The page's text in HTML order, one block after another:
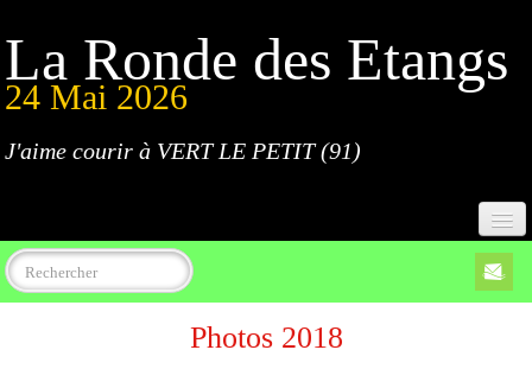
La Ronde des Etangs
24 Mai 2026
J'aime courir à VERT LE PETIT (91)
Accueil
Photos 2018